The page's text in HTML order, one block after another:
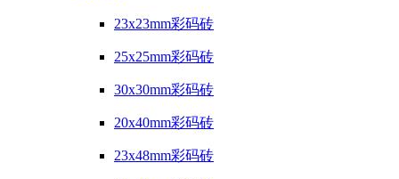
23x23mm彩码砖
25x25mm彩码砖
30x30mm彩码砖
20x40mm彩码砖
23x48mm彩码砖